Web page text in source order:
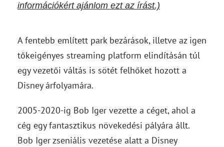
információkért ajánlom ezt az írást.)
A fentebb említett park bezárások, illetve az igen
tőkeigényes streaming platform elindításán túl
egy vezetői váltás is sötét felhőket hozott a
Disney árfolyamára.
2005-2020-ig Bob Iger vezette a céget, ahol a
cég egy fantasztikus növekedési pályára állt.
Bob Iger zseniális vezetése alatt a Disney